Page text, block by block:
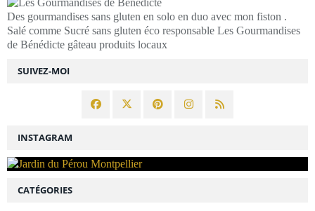
SUIVEZ-MOI
Des gourmandises sans gluten en solo en duo avec mon fiston .
Salé comme Sucré sans gluten éco responsable Les Gourmandises
de Bénédicte gâteau produits locaux
INSTAGRAM
CATÉGORIES